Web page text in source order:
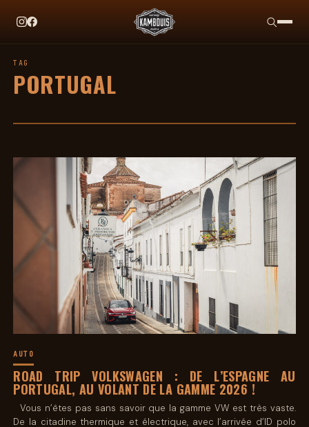
TAG HEUER X TEAM IKUZAWA : LE COME-BACK
TAG
PORTUGAL
AUTO
ROAD TRIP VOLKSWAGEN : DE L’ESPAGNE AU
PORTUGAL, AU VOLANT DE LA GAMME 2026 !
Vous n’êtes pas sans savoir que la gamme VW est très vaste.
De la citadine thermique et électrique, avec l’arrivée d’ID polo